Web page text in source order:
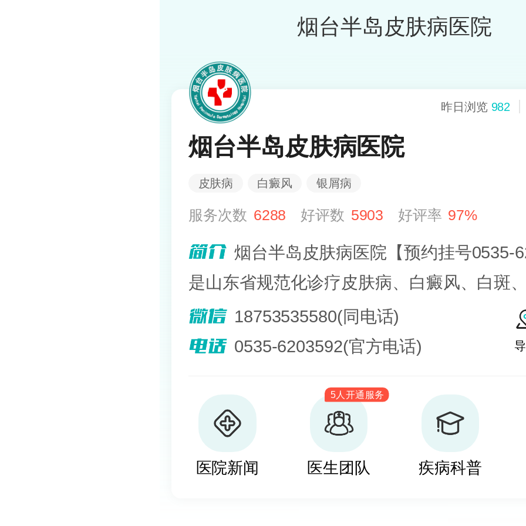
烟台半岛皮肤病医院
昨日浏览 982
烟台半岛皮肤病医院
皮肤病 白癜风 银屑病
服务次数 6288 好评数 5903 好评率 97%
烟台半岛皮肤病医院【预约挂号0535-
是山东省规范化诊疗皮肤病、白癜风、白斑
院。熟悉皮肤病科常见病、多发病、疑难病
其擅长光化学疗法、窄波紫外线、308准分
及移植治疗白癜风，包括自体表皮移植、微
植、自体培养黑素细胞移植等。
18753535580(同电话)
0535-6203592(官方电话)
医院新闻
5人开通服务
医生团队 疾病科普